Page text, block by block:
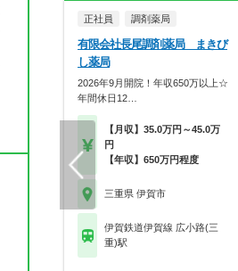
正社員 調剤薬局
有限会社長尾調剤薬局 まきび
し薬局
2026年9月開院！年収650万以上☆
年間休日12…
【月収】35.0万円～45.0万
円
【年収】650万円程度
三重県 伊賀市
伊賀鉄道伊賀線 広小路(三
重)駅